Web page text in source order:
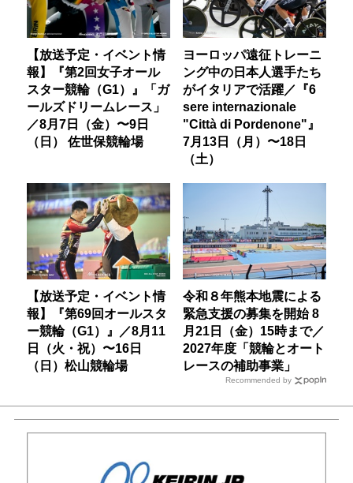
【放送予定・イベント情
報】『第2回女子オール
スター競輪（G1）』「ガ
ールズドリームレース」
／8月7日（金）〜9日
（日） 佐世保競輪場
ヨーロッパ遠征トレーニ
ング中の日本人選手たち
がイタリアで活躍／『6
sere internazionale
"Città di Pordenone"』
7月13日（月）〜18日
（土）
【放送予定・イベント情
報】『第69回オールスタ
ー競輪（G1）』／8月11
日（火・祝）〜16日
（日）松山競輪場
令和８年熊本地震による
緊急支援の募集を開始 8
月21日（金）15時まで／
2027年度「競輪とオート
レースの補助事業」
Recommended by